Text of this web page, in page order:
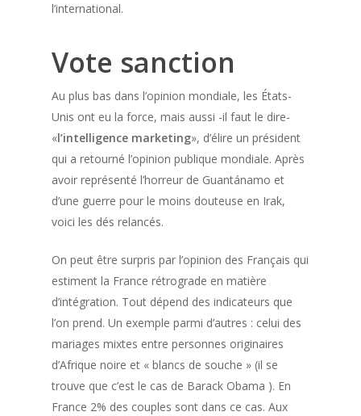
l’international.
Vote sanction
Au plus bas dans l’opinion mondiale, les États-
Unis ont eu la force, mais aussi -il faut le dire-
«l’intelligence marketing», d’élire un président
qui a retourné l’opinion publique mondiale. Après
avoir représenté l’horreur de Guantánamo et
d’une guerre pour le moins douteuse en Irak,
voici les dés relancés.
On peut être surpris par l’opinion des Français qui
estiment la France rétrograde en matière
d’intégration. Tout dépend des indicateurs que
l’on prend. Un exemple parmi d’autres : celui des
mariages mixtes entre personnes originaires
d’Afrique noire et « blancs de souche » (il se
trouve que c’est le cas de Barack Obama ). En
France 2% des couples sont dans ce cas. Aux